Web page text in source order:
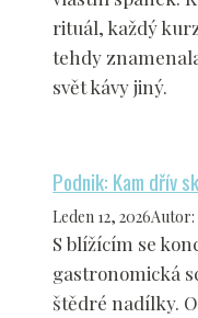
rituál, každý
tehdy
svět kávy jiný.
Podnik: Kam dřív
Leden 12, 2026Autor:
S blížícím se
gastronomická
štědré nadílky.